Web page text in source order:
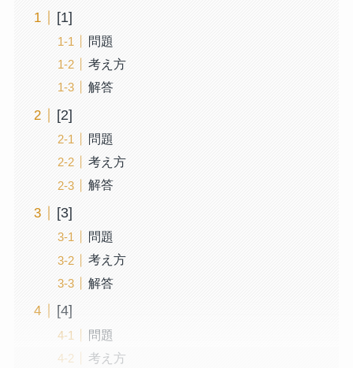
[1]
問題
考え方
解答
[2]
問題
考え方
解答
[3]
問題
考え方
解答
[4]
問題
考え方